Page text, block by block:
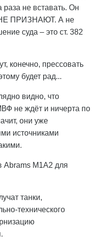
раза не вставать. Он
НЕ ПРИЗНАЮТ. А не
суда – это ст. 382
конечно, прессовать
будет рад...
видно, что
не ждёт и ничерта по
они уже
источниками
Abrams M1A2 для
танки,
технического